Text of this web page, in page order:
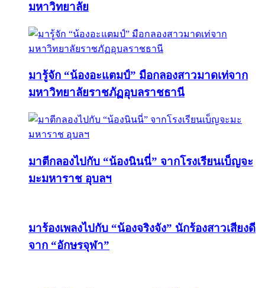
มหาวิทยาลัย
มารู้จัก “น้องอะแตมป์” มือกลองสาวมาดเท่จาก
มหาวิทยาลัยราชภัฏอุบลราชธานี
มาตีกลองไปกับ “น้องนินนี่” จากโรงเรียนเบ็ญจะ
มะมหาราช อุบลฯ
มาร้องเพลงไปกับ “น้องจริงจัง” นักร้องสาวเสียงดี
จาก “อักษรจุฬา”